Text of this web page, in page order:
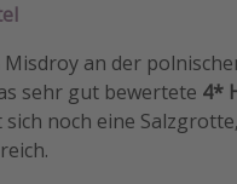
an der
sehr gut bewertete 4*
noch eine